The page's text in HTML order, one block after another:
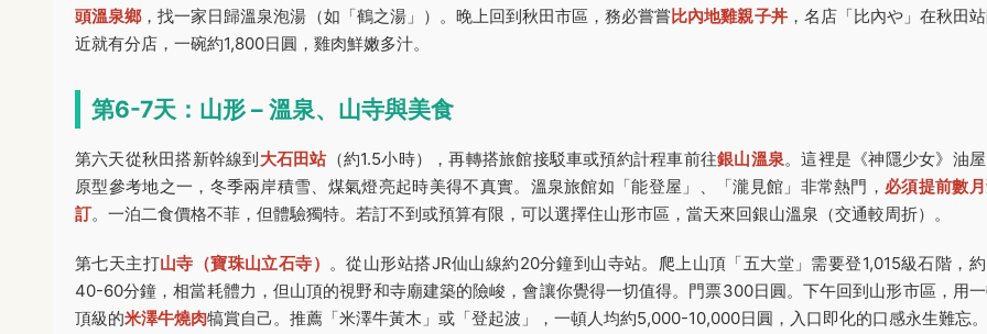
頭溫泉鄉，找一家日歸溫泉泡湯（如「鶴之湯」）。晚上回到秋田市區，務必嘗嘗比內地雞親子丼，名店「比內や」在秋田
近就有分店，一碗約1,800日圓，雞肉鮮嫩多汁。
第6-7天：山形 – 溫泉、山寺與美食
第六天從秋田搭新幹線到大石田站（約1.5小時），再轉搭旅館接駁車或預約計程車前往銀山溫泉。這裡是《神隱少女》油
原型參考地之一，冬季兩岸積雪、煤氣燈亮起時美得不真實。溫泉旅館如「能登屋」、「瀧見館」非常熱門， 必須提前數
訂。一泊二食價格不菲，但體驗獨特。若訂不到或預算有限，可以選擇住山形市區，當天來回銀山溫泉（交通較周折）。
第七天主打山寺（寶珠山立石寺） 。從山形站搭JR仙山線約20分鐘到山寺站。爬上山頂「五大堂」需要登1,015級石階，
40-60分鐘，相當耗體力，但山頂的視野和寺廟建築的險峻，會讓你覺得一切值得。門票300日圓。下午回到山形市區，用
頂級的米澤牛燒肉犒賞自己。推薦「米澤牛黃木」或「登起波」，一頓人均約5,000-10,000日圓，入口即化的口感永生難忘。